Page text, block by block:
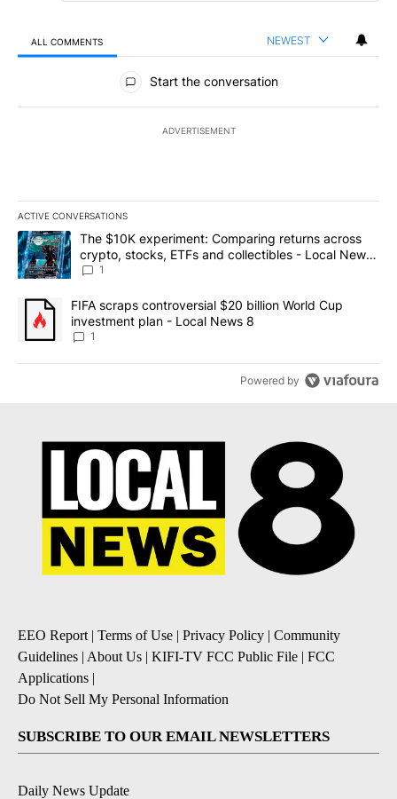
ALL COMMENTS NEWEST
All Comments
Start the conversation
ADVERTISEMENT
ACTIVE CONVERSATIONS
The following is a list of the most commented articles in the last
A trending article titled "The $10K experiment: Comparing
The $10K experiment: Comparing returns across
crypto, stocks, ETFs and collectibles - Local News
8
1
A trending article titled "FIFA scraps controversial $20 billion
FIFA scraps controversial $20 billion World Cup
investment plan - Local News 8
1
Powered by
EEO Report| Terms of Use | Privacy Policy | Community
Guidelines | About Us | KIFI-TV FCC Public File | FCC
Applications |
Do Not Sell My Personal Information
SUBSCRIBE TO OUR EMAIL NEWSLETTERS
Daily News Update